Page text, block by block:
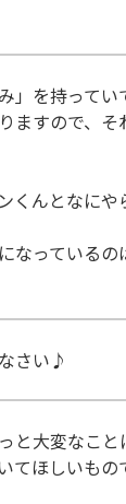
」を持ってい
ますので、そ
くんとなにや
なっているの
さい♪
と大変なこと
てほしいもの